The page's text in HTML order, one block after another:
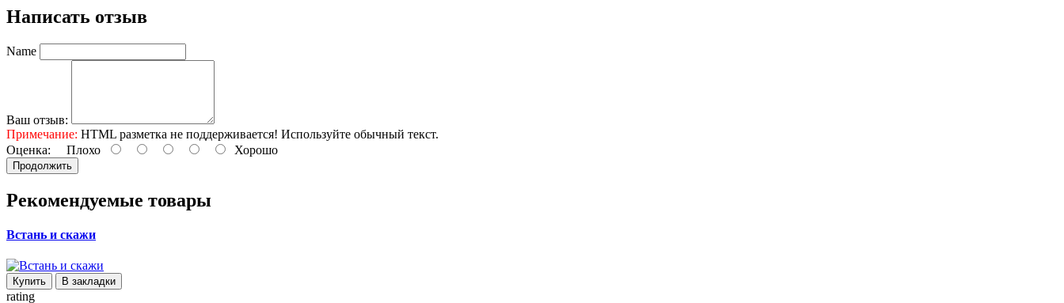
Написать отзыв
Name
Ваш отзыв:
Примечание: HTML разметка не поддерживается! Используйте обычный текст.
Оценка: Плохо Хорошо
Продолжить
Рекомендуемые товары
Встань и скажи
Купить В закладки
rating